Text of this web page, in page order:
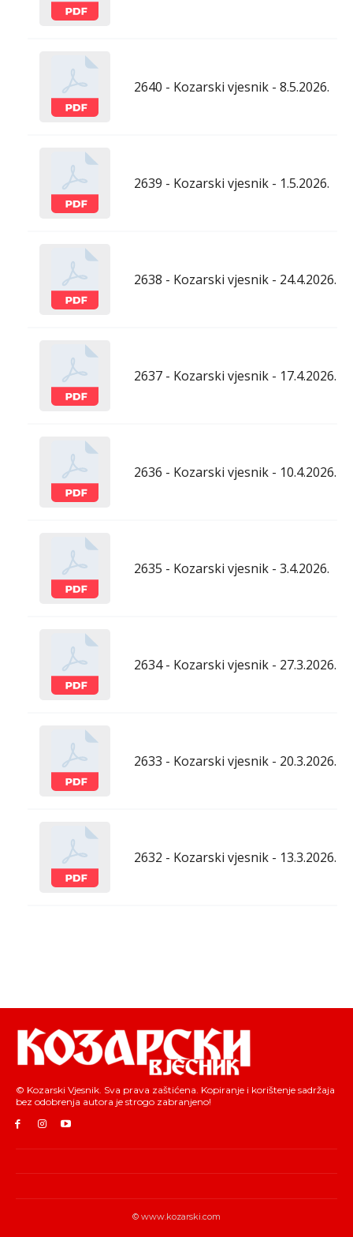
2640 - Kozarski vjesnik - 8.5.2026.
2639 - Kozarski vjesnik - 1.5.2026.
2638 - Kozarski vjesnik - 24.4.2026.
2637 - Kozarski vjesnik - 17.4.2026.
2636 - Kozarski vjesnik - 10.4.2026.
2635 - Kozarski vjesnik - 3.4.2026.
2634 - Kozarski vjesnik - 27.3.2026.
2633 - Kozarski vjesnik - 20.3.2026.
2632 - Kozarski vjesnik - 13.3.2026.
© Kozarski Vjesnik. Sva prava zaštićena. Kopiranje i korištenje sadržaja
bez odobrenja autora je strogo zabranjeno!
© www.kozarski.com